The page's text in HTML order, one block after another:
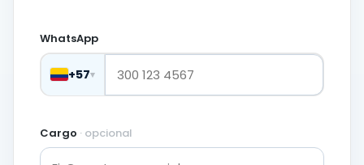
WhatsApp
+57▾
Cargo · opcional